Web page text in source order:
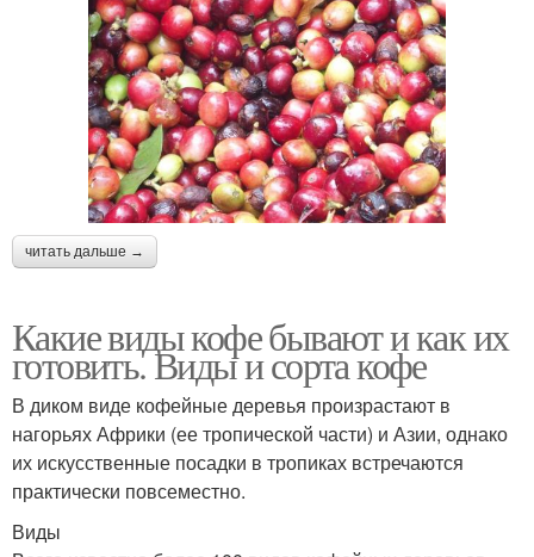
читать дальше →
Какие виды кофе бывают и как их
готовить. Виды и сорта кофе
В диком виде кофейные деревья произрастают в
нагорьях Африки (ее тропической части) и Азии, однако
их искусственные посадки в тропиках встречаются
практически повсеместно.
Виды